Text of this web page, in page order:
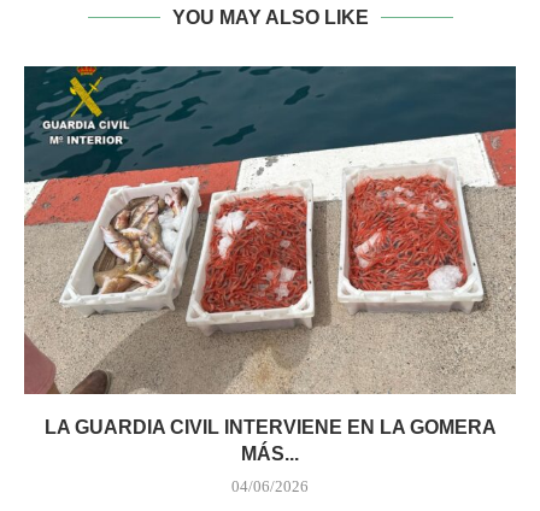
YOU MAY ALSO LIKE
LA GUARDIA CIVIL INTERVIENE EN LA GOMERA
MÁS...
04/06/2026